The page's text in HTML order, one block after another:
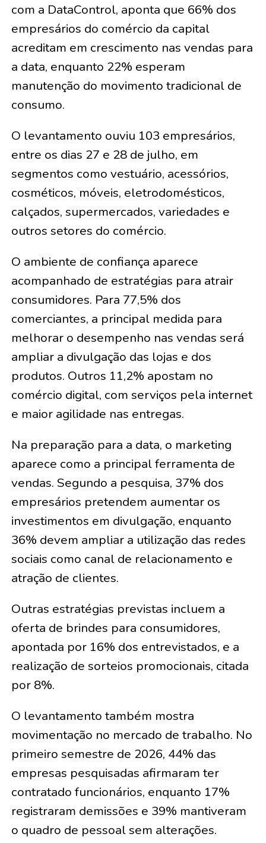
com a DataControl, aponta que 66% dos
empresários do comércio da capital
acreditam em crescimento nas vendas para
a data, enquanto 22% esperam
manutenção do movimento tradicional de
consumo.
O levantamento ouviu 103 empresários,
entre os dias 27 e 28 de julho, em
segmentos como vestuário, acessórios,
cosméticos, móveis, eletrodomésticos,
calçados, supermercados, variedades e
outros setores do comércio.
O ambiente de confiança aparece
acompanhado de estratégias para atrair
consumidores. Para 77,5% dos
comerciantes, a principal medida para
melhorar o desempenho nas vendas será
ampliar a divulgação das lojas e dos
produtos. Outros 11,2% apostam no
comércio digital, com serviços pela internet
e maior agilidade nas entregas.
Na preparação para a data, o marketing
aparece como a principal ferramenta de
vendas. Segundo a pesquisa, 37% dos
empresários pretendem aumentar os
investimentos em divulgação, enquanto
36% devem ampliar a utilização das redes
sociais como canal de relacionamento e
atração de clientes.
Outras estratégias previstas incluem a
oferta de brindes para consumidores,
apontada por 16% dos entrevistados, e a
realização de sorteios promocionais, citada
por 8%.
O levantamento também mostra
movimentação no mercado de trabalho. No
primeiro semestre de 2026, 44% das
empresas pesquisadas afirmaram ter
contratado funcionários, enquanto 17%
registraram demissões e 39% mantiveram
o quadro de pessoal sem alterações.